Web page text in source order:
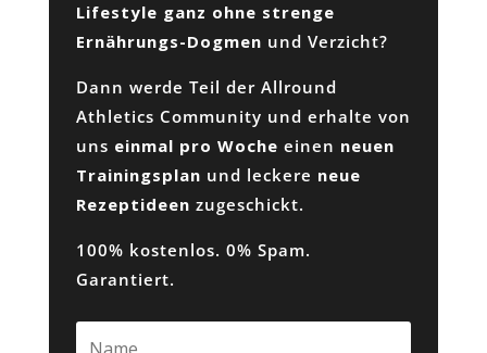
Lifestyle ganz ohne strenge
Ernährungs-Dogmen und Verzicht?
Dann werde Teil der Allround
Athletics Community und erhalte von
uns einmal pro Woche einen neuen
Trainingsplan und leckere neue
Rezeptideen zugeschickt.
100% kostenlos. 0% Spam.
Garantiert.